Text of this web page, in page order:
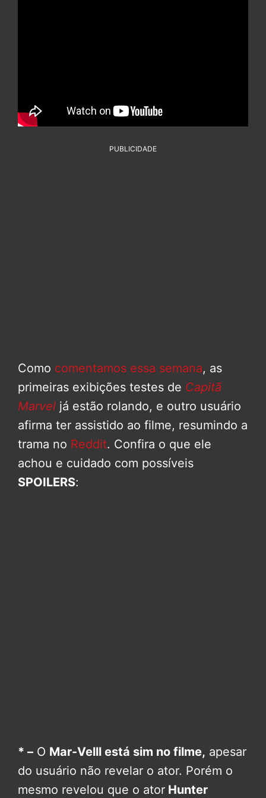
PUBLICIDADE
Como comentamos essa semana, as
primeiras exibições testes de Capitã
Marvel já estão rolando, e outro usuário
afirma ter assistido ao filme, resumindo a
trama no Reddit. Confira o que ele
achou e cuidado com possíveis
SPOILERS:
* – O Mar-Velll está sim no filme, apesar
do usuário não revelar o ator. Porém o
mesmo revelou que o ator Hunter